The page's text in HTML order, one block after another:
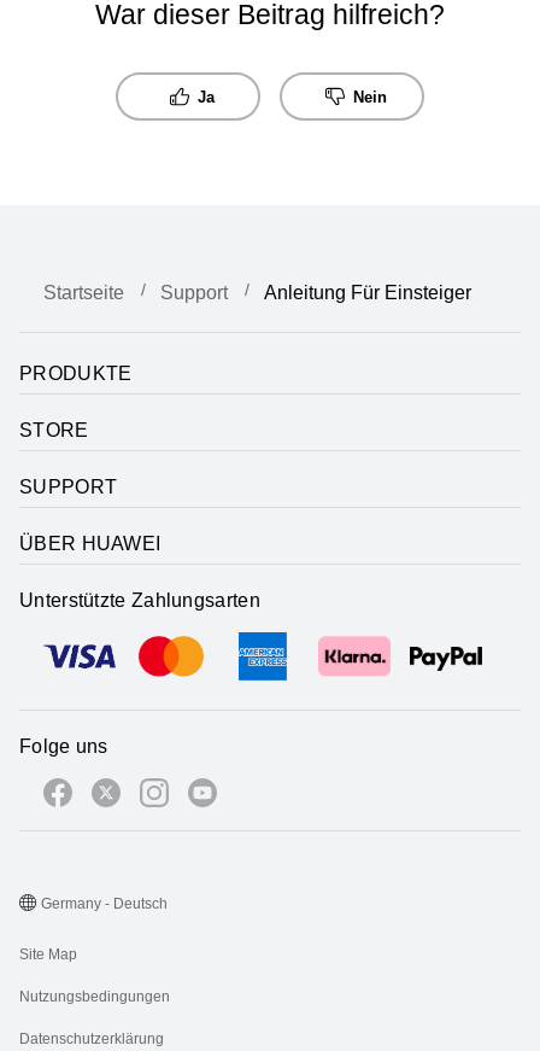
War dieser Beitrag hilfreich?
Ja Nein
Startseite Support Anleitung Für Einsteiger
PRODUKTE
STORE
SUPPORT
ÜBER HUAWEI
Unterstützte Zahlungsarten
Folge uns
Site Map
Nutzungsbedingungen
Datenschutzerklärung
Germany - Deutsch